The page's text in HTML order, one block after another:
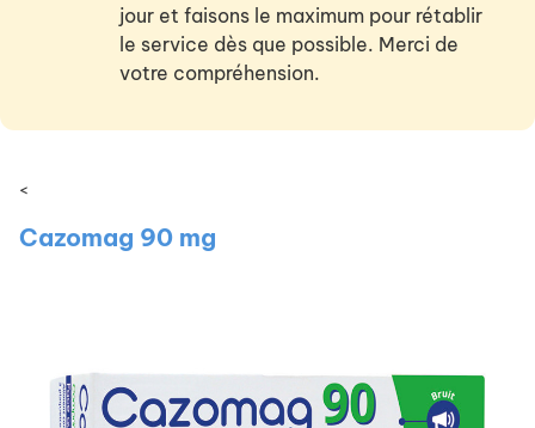
jour et faisons le maximum pour rétablir
le service dès que possible. Merci de
votre compréhension.
<
Cazomag 90 mg